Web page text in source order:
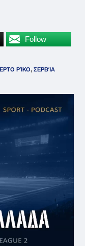
Follow
ΡΊΚΟ, ΣΕΡΒΊΑ